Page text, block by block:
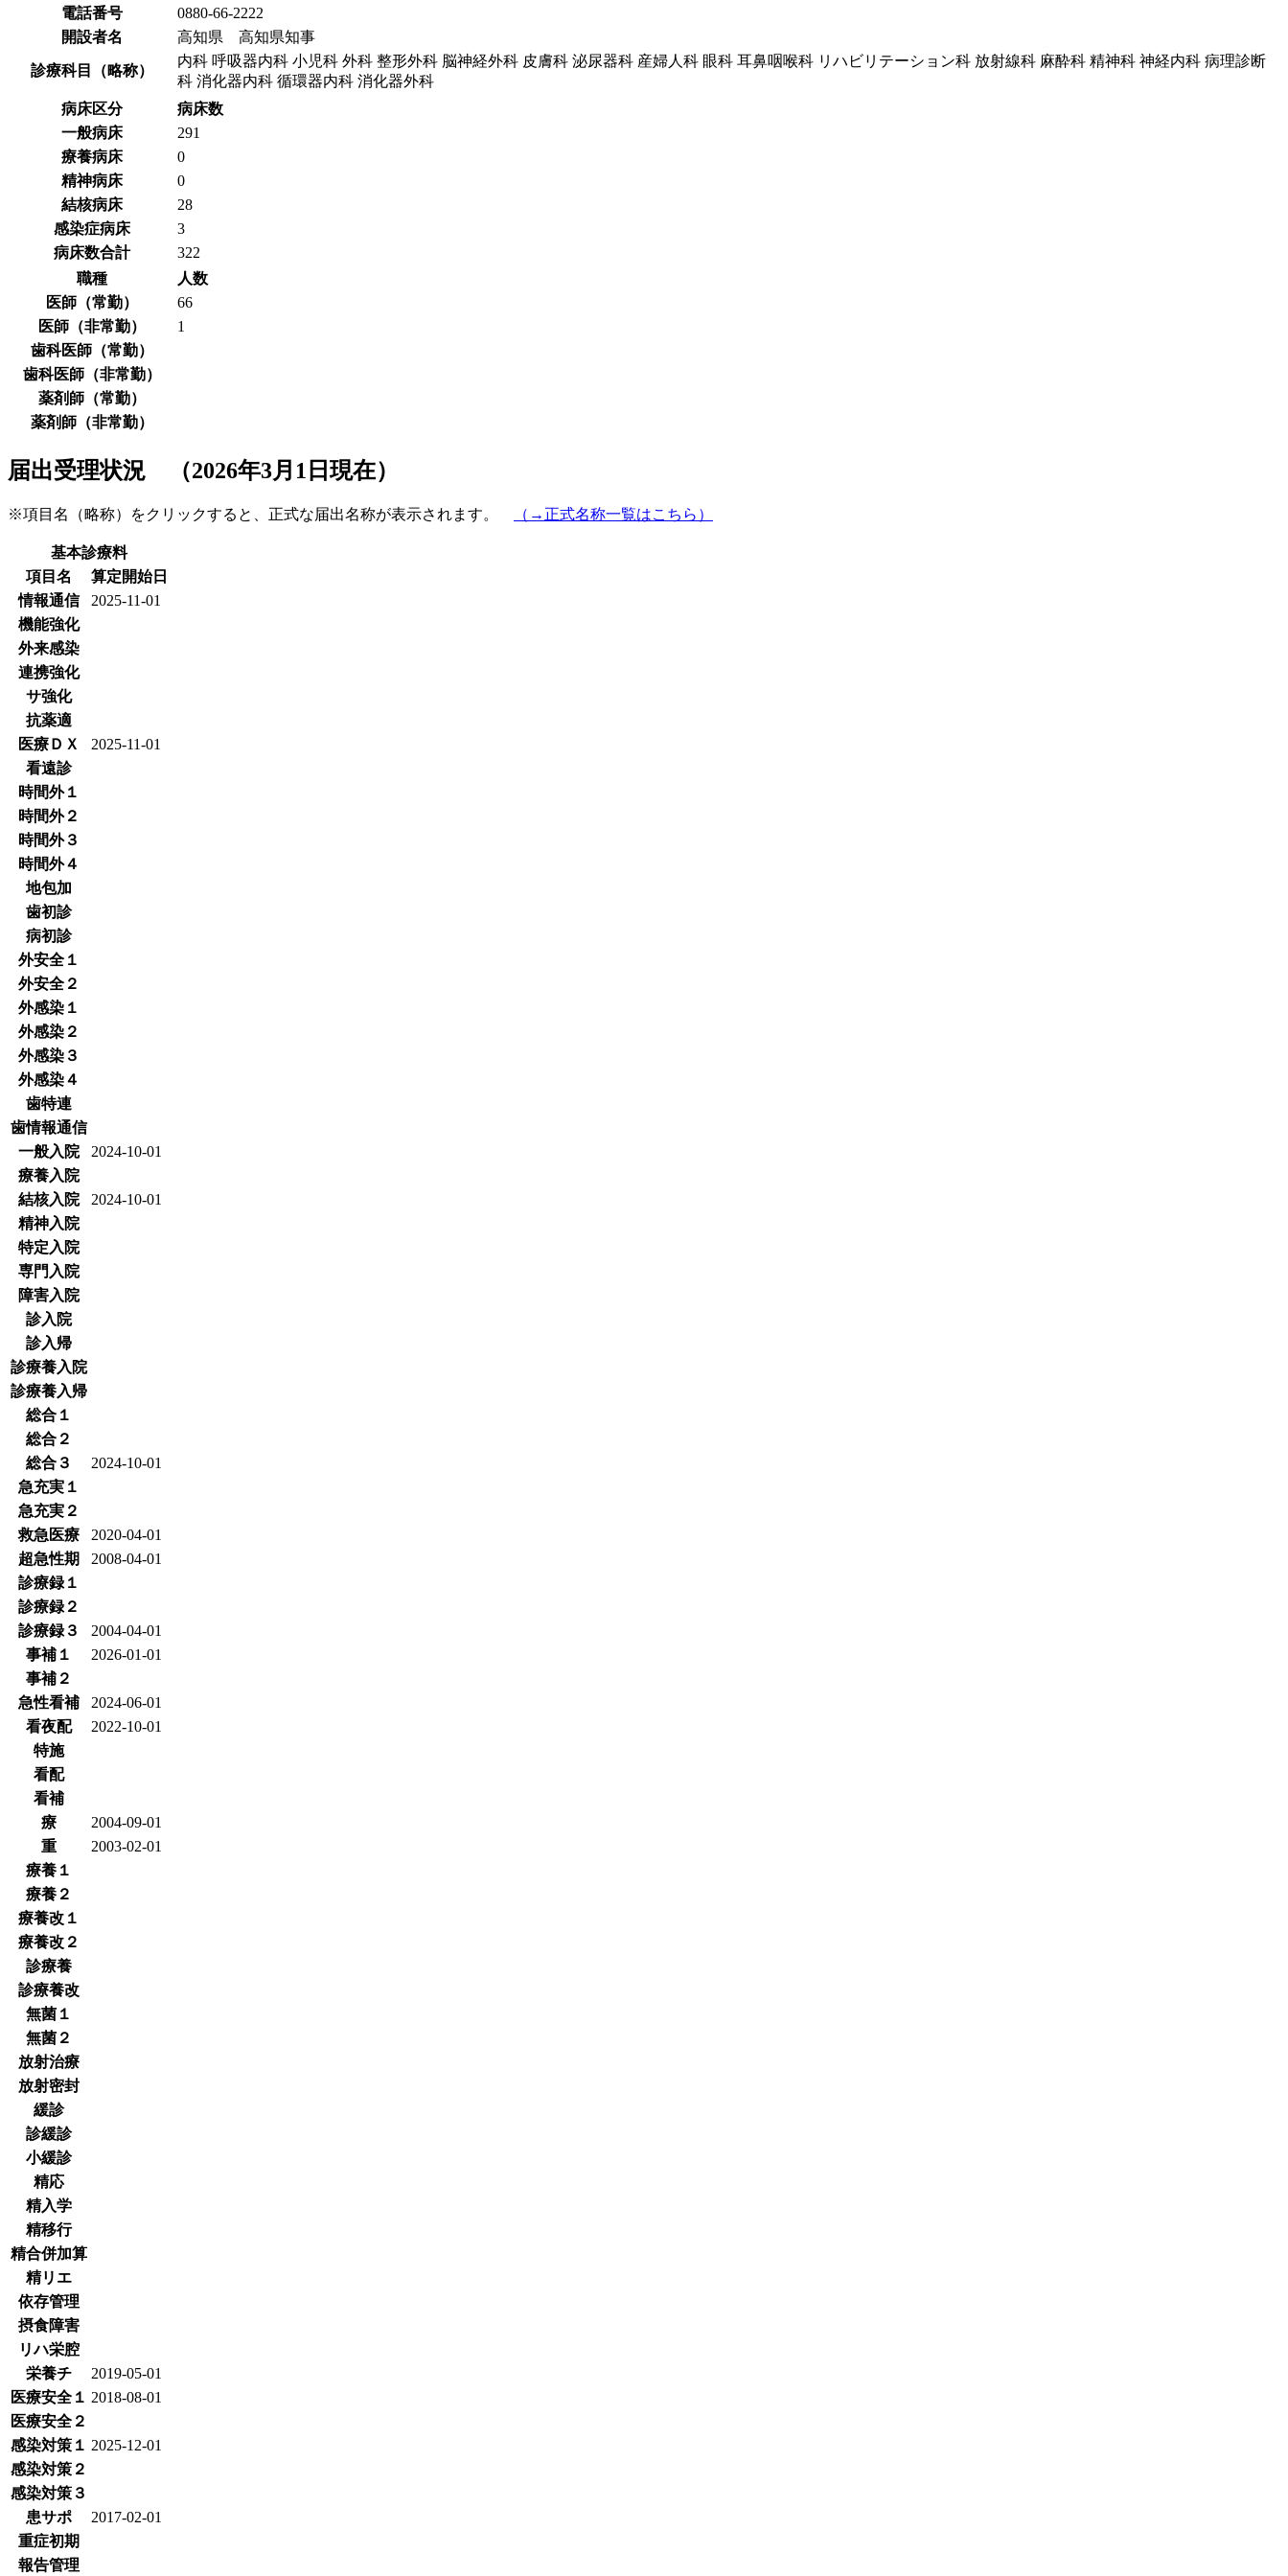
電話番号
0880-66-2222
開設者名
高知県 高知県知事
診療科目（略称）
内科 呼吸器内科 小児科 外科 整形外科 脳神経外科 皮膚科 泌尿器科 産婦人科 眼科 耳鼻咽喉科 リハビリテーション科 放射線科 麻酔科 精神科 神経内科 病理診断
科 消化器内科 循環器内科 消化器外科
病床区分
病床数
一般病床
291
療養病床
0
精神病床
0
結核病床
28
感染症病床
3
病床数合計
322
職種
人数
医師（常勤）
66
医師（非常勤）
1
歯科医師（常勤）
歯科医師（非常勤）
薬剤師（常勤）
薬剤師（非常勤）
届出受理状況 （2026年3月1日現在）
※項目名（略称）をクリックすると、正式な届出名称が表示されます。 （→正式名称一覧はこちら）
基本診療料
項目名
算定開始日
情報通信
2025-11-01
機能強化
外来感染
連携強化
サ強化
抗薬適
医療ＤＸ
2025-11-01
看遠診
時間外１
時間外２
時間外３
時間外４
地包加
歯初診
病初診
外安全１
外安全２
外感染１
外感染２
外感染３
外感染４
歯特連
歯情報通信
一般入院
2024-10-01
療養入院
結核入院
2024-10-01
精神入院
特定入院
専門入院
障害入院
診入院
診入帰
診療養入院
診療養入帰
総合１
総合２
総合３
2024-10-01
急充実１
急充実２
救急医療
2020-04-01
超急性期
2008-04-01
診療録１
診療録２
診療録３
2004-04-01
事補１
2026-01-01
事補２
急性看補
2024-06-01
看夜配
2022-10-01
特施
看配
看補
療
2004-09-01
重
2003-02-01
療養１
療養２
療養改１
療養改２
診療養
診療養改
無菌１
無菌２
放射治療
放射密封
緩診
診緩診
小緩診
精応
精入学
精移行
精合併加算
精リエ
依存管理
摂食障害
リハ栄腔
栄養チ
2019-05-01
医療安全１ 2018-08-01
医療安全２
感染対策１ 2025-12-01
感染対策２
感染対策３
患サポ
2017-02-01
重症初期
報告管理